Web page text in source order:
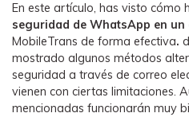
En este artículo, has visto cómo
seguridad de WhatsApp en
MobileTrans de forma efectiva.
mostrado algunos métodos
seguridad a través de correo
vienen con ciertas limitaciones.
mencionadas funcionarán muy